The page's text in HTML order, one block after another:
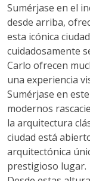
Sumérjase en el
desde arriba,
esta icónica
cuidadosamente
Carlo ofrecen
una experiencia
Sumérjase en
modernos
la arquitectura
ciudad está
arquitectónica
prestigioso lugar.